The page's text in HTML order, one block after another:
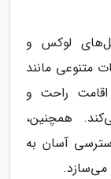
لوکس و
متنوعی مانند
راحت و
همچنین،
آسان به
می‌سازد.